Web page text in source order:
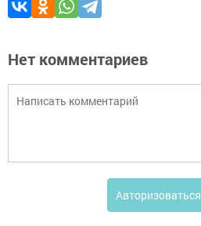
Нет комментариев
Авторизоваться